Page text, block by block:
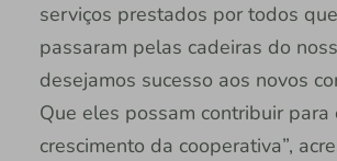
serviços prestados por todos
passaram pelas cadeiras do
desejamos sucesso aos novos
Que eles possam contribuir para
crescimento da cooperativa”,